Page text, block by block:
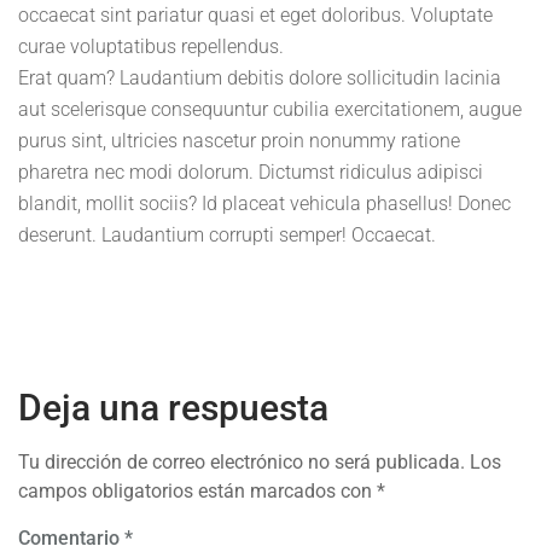
occaecat sint pariatur quasi et eget doloribus. Voluptate
curae voluptatibus repellendus.
Erat quam? Laudantium debitis dolore sollicitudin lacinia
aut scelerisque consequuntur cubilia exercitationem, augue
purus sint, ultricies nascetur proin nonummy ratione
pharetra nec modi dolorum. Dictumst ridiculus adipisci
blandit, mollit sociis? Id placeat vehicula phasellus! Donec
deserunt. Laudantium corrupti semper! Occaecat.
Deja una respuesta
Tu dirección de correo electrónico no será publicada. Los
campos obligatorios están marcados con *
Comentario *